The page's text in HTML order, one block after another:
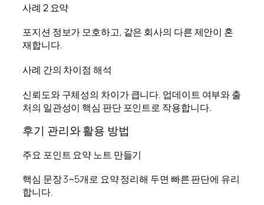
사례 2 요약
포지션 정보가 모호하고, 같은 회사의 다른 제안이 혼
재합니다.
사례 간의 차이점 해석
신뢰도와 구체성의 차이가 큽니다. 업데이트 여부와 출
처의 일관성이 핵심 판단 포인트로 작용합니다.
후기 관리와 활용 방법
주요 포인트 요약 노트 만들기
핵심 문장 3~5개로 요약 정리해 두면 빠른 판단에 유리
합니다.